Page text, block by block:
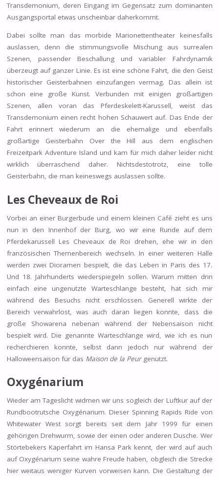
Transdemonium, deren Eingang im Gegensatz zum dominanten
Ausgangsportal etwas unscheinbar daherkommt.
Dabei sollte man das morbide Marionettentheater keinesfalls
auslassen, denn die stimmungsvolle Mischung aus surrealen
Szenen, passender Beschallung und variabler Fahrdynamik
überzeugt auf ganzer Linie. Es ist eine schöne Fahrt, die den Geist
historischer Geisterbahnen einzufangen vermag. Das allein ist
schon eine große Kunst. Verbunden mit einigen großartigen
Szenen, allen voran das Pferdeskelett-Karussell, weist das
Transdemonium einen recht hohen Schauwert auf. Das Ende der
Fahrt erinnert wiederum an die ehemalige und ebenfalls
großartige Geisterbahn Over the Hill aus dem englischen
Freizeitpark Adventure Island und kam für mich daher leider nicht
wirklich überraschend daher. Nichtsdestotrotz, eine tolle
Geisterbahn, die man keineswegs auslassen sollte.
Les Cheveaux de Roi
Vorbei an einer Burgerbude und einem kleinen Café zieht es uns
nun in den Innenhof der Burg, wo wir eine Runde auf dem
Pferdekarussell Les Cheveaux de Roi drehen, ehe wir in den
französischen Themenbereich wechseln. In einer weiteren Halle
werden zwei Dioramen bespielt, die das Leben in Paris des 17.
Und 18. Jahrhunderts wiederspiegeln sollen. Warum mitten drin
einfach eine ungenutzte Warteschlange besteht, hat sich mir
während des Besuchs nicht erschlossen. Generell wirkte der
Bereich verwahrlost, was auch daran liegen konnte, dass die
große Showarena nebenan während der Nebensaison nicht
bespielt wird. Die genannte Warteschlange wird, wie ich es nun
recherchieren konnte, selbst dann jedoch nur während der
Halloweensaison für das Maison de la Peurgenutzt.
Oxygénarium
Wieder am Tageslicht widmen wir uns sogleich der Luftkur auf der
Rundbootrutsche Oxygénarium. Dieser Spinning Rapids Ride von
Whitewater West sorgt bereits seit dem Jahr 1999 für einen
gehörigen Drehwurm, sowie der einen oder anderen Dusche. Wer
Störtebekers Kaperfahrt im Hansa Park kennt, der wird auf auch
auf Oxygénarium seine wahre Freude haben, obgleich die Strecke
hier weitaus weniger Kurven vorweisen kann. Die Gestaltung der